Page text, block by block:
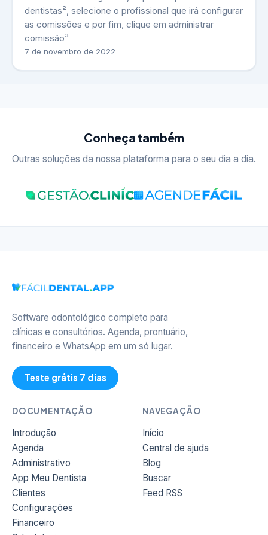
dentistas², selecione o profissional que irá configurar
as comissões e por fim, clique em administrar
comissão³
7 de novembro de 2022
Conheça também
Outras soluções da nossa plataforma para o seu dia a dia.
Software odontológico completo para
clínicas e consultórios. Agenda, prontuário,
financeiro e WhatsApp em um só lugar.
Teste grátis 7 dias
DOCUMENTAÇÃO
Introdução
Agenda
Administrativo
App Meu Dentista
Clientes
Configurações
Financeiro
NAVEGAÇÃO
Início
Central de ajuda
Blog
Buscar
Feed RSS